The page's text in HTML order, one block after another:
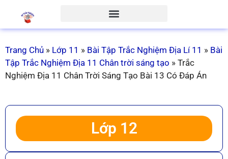
Trang Chủ » Lớp 11 » Bài Tập Trắc Nghiệm Địa Lí 11 » Bài
Tập Trắc Nghiệm Địa 11 Chân trời sáng tạo » Trắc
Nghiệm Địa 11 Chân Trời Sáng Tạo Bài 13 Có Đáp Án
Lớp 12